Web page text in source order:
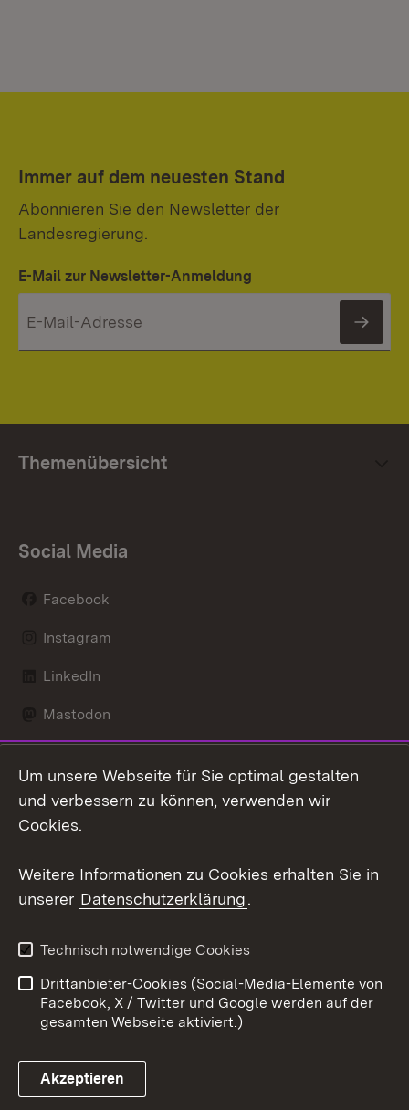
Immer auf dem neuesten Stand
Abonnieren Sie den Newsletter der
Landesregierung.
E-Mail zur Newsletter-Anmeldung
Themenübersicht
Social Media
Facebook
Instagram
LinkedIn
Mastodon
X / Twitter
Youtube
Link zum Landesportal
Kontakt
Datenschutz
Barrierefreiheit
Impressum Cookies
Um unsere Webseite für Sie optimal gestalten
und verbessern zu können, verwenden wir
Cookies.
Weitere Informationen zu Cookies erhalten Sie in
unserer Datenschutzerklärung.
Technisch notwendige Cookies
Drittanbieter-Cookies (Social-Media-Elemente von
Facebook, X / Twitter und Google werden auf der
gesamten Webseite aktiviert.)
Akzeptieren